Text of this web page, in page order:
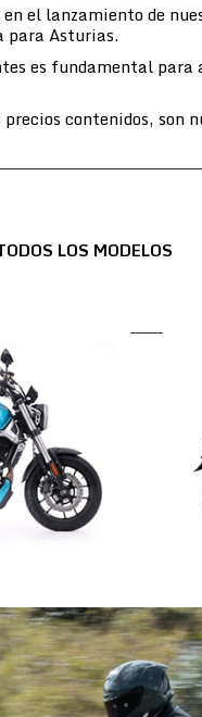
el lanzamiento de
para Asturias.
es fundamental
contenidos, son
LOS MODELOS